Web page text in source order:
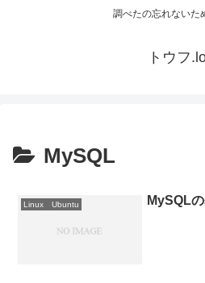
調べたの忘れないた
トウフ
MySQL
Linux Ubuntu MySQL